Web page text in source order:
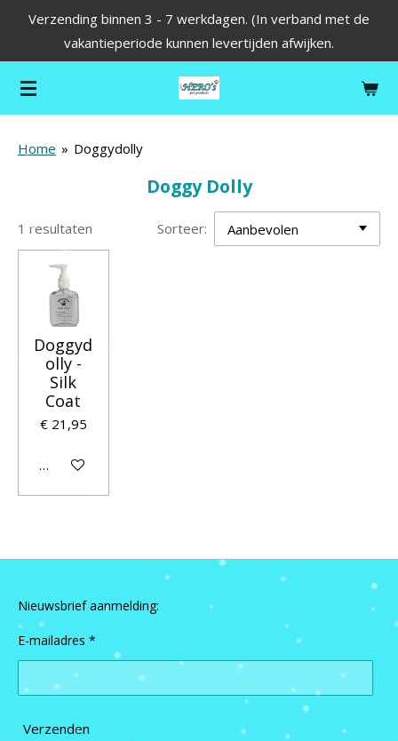
de
hoofdinhoud
Verzending binnen 3 - 7 werkdagen. (In verband met de
vakantieperiode kunnen levertijden afwijken.
Home » Doggydolly
Doggy Dolly
1 resultaten Sorteer:
Doggyd
olly -
Silk
Coat
€ 21,95
In winkelwagen
Nieuwsbrief aanmelding:
E-mailadres *
Verzenden